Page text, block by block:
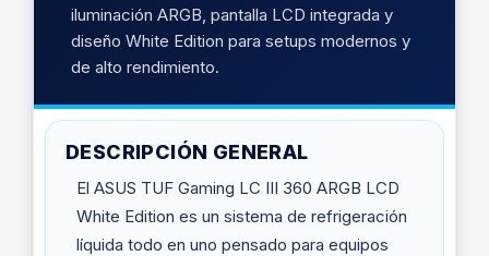
iluminación ARGB, pantalla LCD integrada y
diseño White Edition para setups modernos y
de alto rendimiento.
DESCRIPCIÓN GENERAL
El ASUS TUF Gaming LC III 360 ARGB LCD
White Edition es un sistema de refrigeración
líquida todo en uno pensado para equipos